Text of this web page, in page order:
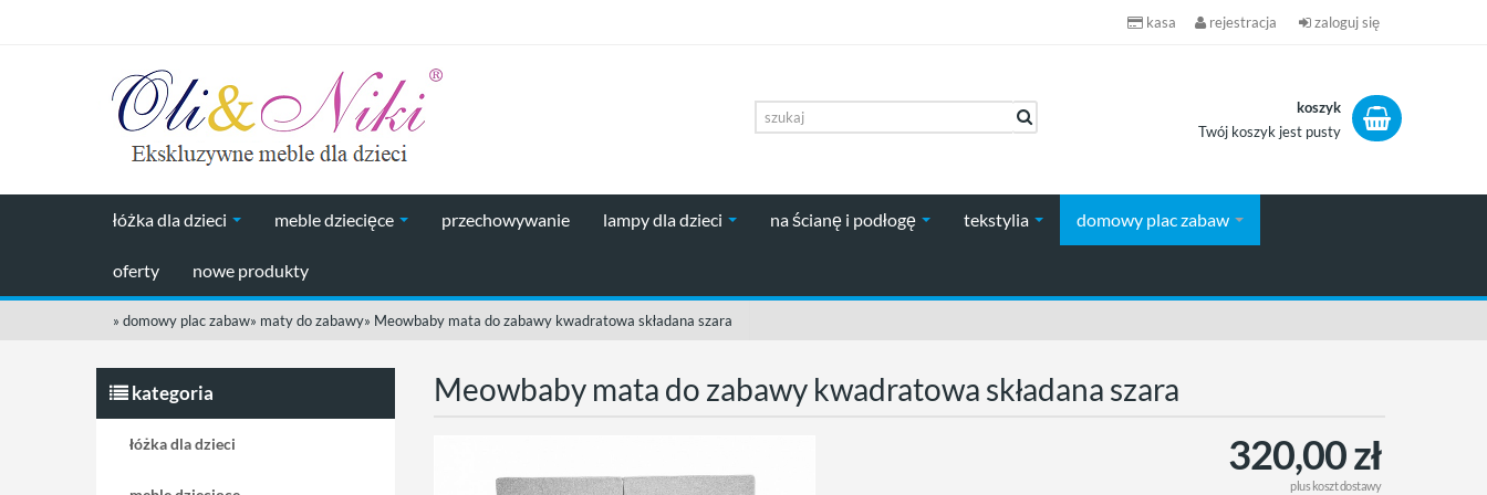
kasa rejestracja zaloguj się
koszyk
Twój koszyk jest pusty
łóżka dla dzieci meble dziecięce przechowywanie lampy dla dzieci na ścianę i podłogę tekstylia domowy plac zabaw
oferty nowe produkty
» domowy plac zabaw» maty do zabawy» Meowbaby mata do zabawy kwadratowa składana szara
Meowbaby mata do zabawy kwadratowa składana szara
320,00 zł
pluskoszt dostawy
kategoria
łóżka dla dzieci